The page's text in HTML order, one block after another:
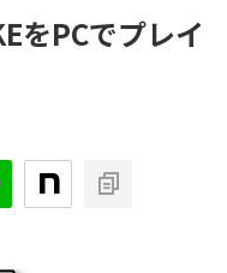
をPCでプレイ